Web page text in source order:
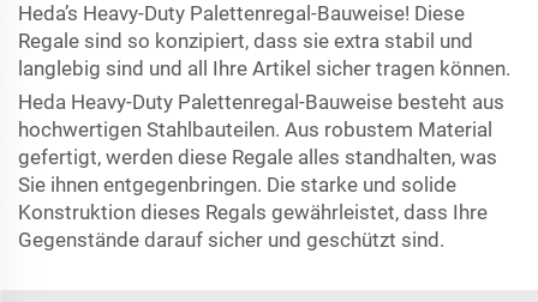
Heda’s Heavy-Duty Palettenregal-Bauweise! Diese
Regale sind so konzipiert, dass sie extra stabil und
langlebig sind und all Ihre Artikel sicher tragen können.
Heda Heavy-Duty Palettenregal-Bauweise besteht aus
hochwertigen Stahlbauteilen. Aus robustem Material
gefertigt, werden diese Regale alles standhalten, was
Sie ihnen entgegenbringen. Die starke und solide
Konstruktion dieses Regals gewährleistet, dass Ihre
Gegenstände darauf sicher und geschützt sind.